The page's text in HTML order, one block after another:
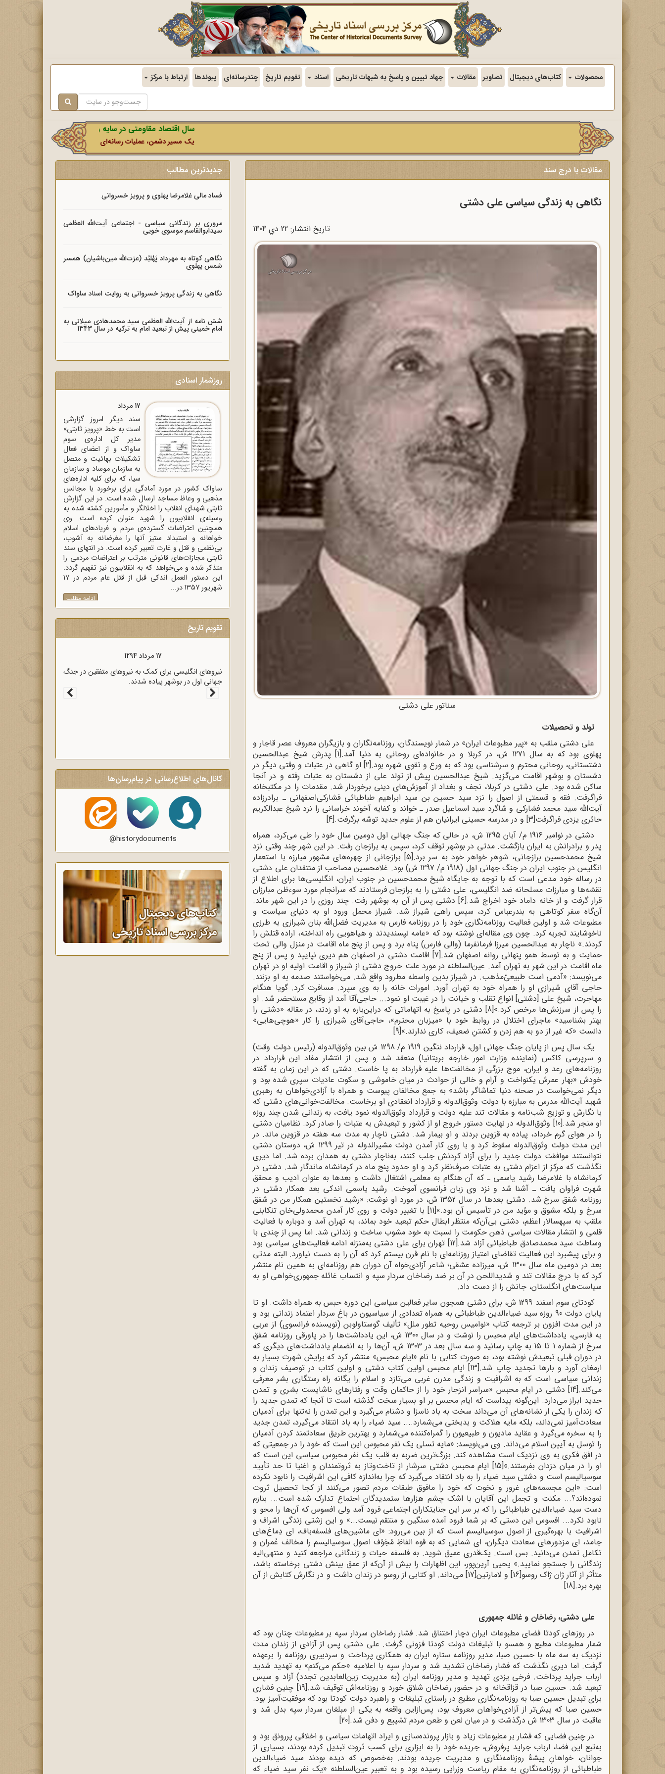
محصولات کتاب‌های دیجیتال تصاویر مقالات جهاد تبیین و پاسخ به شبهات تاریخی اسناد تقویم تاریخ چندرسانه‌ای پیوندها ارتباط با مرکز
سال اقتصاد مقاومتی در سایه وحدت ملی و امنیت ملی.
یک مسیر دشمن، عملیات رسانه‌ای او است که در این ایام بطور خاص با
مقالات با درج سند
نگاهی به زندگی سیاسی علی دشتی
تاریخ انتشار: 22 دي 1404
سناتور علی دشتی
تولد و تحصیلات
علی دشتی ملقب به «پیر مطبوعات ایران» در شمار نویسندگان، روزنامه‌نگاران و بازیگران معروف عصر قاجار و
پهلوی بود که به سال 1271 ش، در کربلا و در خانواده‌ای روحانی به دنیا آمد.
[1]
پدرش شیخ عبدالحسین
دشتستانی، روحانی محترم و سرشناسی بود که به ورع و تقوی شهره بود.[2]
او گاهی در عتبات و وقتی دیگر در
دشستان و بوشهر اقامت می‌گزید. شیخ عبدالحسین پیش از تولد علی از دشستان به عتبات رفته و در آنجا
ساکن شده بود. علی دشتی در کربلا، نجف و بغداد از آموزش‌های دینی برخوردار شد. مقدمات را در مکتبخانه
فراگرفت. فقه و قسمتی از اصول را نزد سید حسین بن سید ابراهیم طباطبائی فشارکی‌اصفهانی ـ برادرزاده
آیت‌الله سید محمد فشارکی و شاگرد سید اسماعیل صدر ـ خواند و کفایه آخوند خراسانی را نزد شیخ عبدالکریم
حائری یزدی فراگرفت[3] و در مدرسه حسینی ایرانیان هم از علوم جدید توشه برگرفت.[4]
دشتی در نوامبر 1916 م/ آبان 1295 ش، در حالی‌ که جنگ جهانی اول دومین سال خود را طی می‌کرد، همراه
پدر و برادرانش به ایران بازگشت. مدتی در بوشهر توقف کرد، سپس به برازجان رفت. در این شهر چند وقتی نزد
شیخ محمدحسین برازجانی، شوهر خواهر خود به سر برد.[5]
برازجانی از چهره‌های مشهور مبارزه با استعمار
انگلیس در جنوب ایران در جنگ جهانی اول (1918 م/ 1297 ش) بود. غلامحسین مصاحب از منتقدان علی دشتی
در رساله خود مدعی است که با توجه به جایگاه شیخ محمدحسین در جنوب ایران، انگلیسی‌ها برای اطلاع از
نقشه‌ها و مبارزات مسلحانه ضد انگلیسی، علی دشتی را به برازجان فرستادند که سرانجام مورد سوءظن مبارزان
قرار گرفت و از خانه داماد خود اخراج شد.[6]
دشتی پس‌ از آن به بوشهر رفت. چند روزی را در این شهر ماند.
آن‌گاه سفر کوتاهی به بندرعباس کرد، سپس راهی شیراز شد. شیراز محمل ورود او به دنیای سیاست و
مطبوعات شد و اولین فعالیت روزنامه‌نگاری خود را در روزنامه فارس به مدیریت فضل‌الله بنان شیرازی به طرزی
ناخوشایند تجربه کرد. چون وی مقاله‌ای نوشته بود که «عامه نپسندیدند و هیاهویی راه انداخته، اراده قتلش را
کردند.» ناچار به عبدالحسین میرزا فرمانفرما (والی فارس) پناه برد و پس از پنج ماه اقامت در منزل والی تحت
حمایت و به‌ توسط همو پنهانی روانه اصفهان شد.[7]
اقامت دشتی در اصفهان هم دیری نپایید و پس از پنج
ماه اقامت در این شهر به تهران آمد. عین‌السلطنه در مورد علت خروج دشتی از شیراز و اقامت اولیه او در تهران
می‌نویسد: «آدمی است طبیعیْ‌مذهب. در شیراز بدین واسطه مطرود واقع شد. می‌خواستند صدمه به او بزنند.
حاجی آقای شیرازی او را همراه خود به تهران آورد. امورات خانه را به وی سپرد. مسافرت کرد. گویا هنگام
مهاجرت، شیخ علی [دشتی] انواع تقلب و خیانت را در غیبت او نمود... حاجی‌آقا آمد از وقایع مستحضر شد. او
را پس از سرزنش‌ها مرخص کرد.»[8]
دشتی در پاسخ به اتهاماتی که دراین‌باره به او زدند، در مقاله «دشتی را
بهتر بشناسید» ماجرای اختلال در روابط خود با «میزبان محترم»، حاجی‌آقای شیرازی را کار «هوچی‌هایی»
دانست «که غیر از دو به هم زدن و کشتنِ ضعیف، کاری ندارند.»[9]
یک سال پس از پایان جنگ جهانی اول، قرارداد ننگین 1919 م/ 1298 ش بین وثوق‌الدوله (رئیس دولت وقت)
و سرپرسی کاکس (نماینده وزارت امور خارجه بریتانیا) منعقد شد و پس از انتشار مفاد این قرارداد در
روزنامه‌های رعد و ایران، موج بزرگی از مخالفت‌ها علیه قرارداد به پا خاست. دشتی که در این زمان به گفته
خودش «بهار عمرش یکنواخت و آرام و خالی از حوادث در میان خاموشی و سکوت عادیات سپری شده بود و
دیگر نمی‌خواست در صحنه دنیا تماشاگر باشد» به جمع مخالفان پیوست و همراه با آزادی‌خواهان به رهبری
شهید آیت‌الله مدرس به مبارزه با دولت وثوق‌الدوله و قرارداد انعقادی او برخاست. مخالفت‌خوانی‌های دشتی که
با نگارش و توزیع شب‌نامه و مقالات تند علیه دولت و قرارداد وثوق‌الدوله نمود یافت، به زندانی شدن چند روزه
او منجر شد.[10]
وثوق‌الدوله در نهایت دستور خروج او از کشور و تبعیدش به عتبات را صادر کرد. نظامیان دشتی
را در هوای گرم خرداد، پیاده به قزوین بردند و او بیمار شد. دشتی ناچار به مدت سه هفته در قزوین ماند. در
این مدت دولت وثوق‌الدوله سقوط کرد و با روی کار آمدن دولت مشیرالدوله در تیر 1299 ش، دوستان دشتی
نتوانستند موافقت دولت جدید را برای آزاد کردنش جلب کنند، به‌ناچار دشتی به همدان برده شد. اما دیری
نگذشت که مرکز از اعزام دشتی به عتبات صرف‌نظر کرد و او حدود پنج ماه در کرمانشاه ماندگار شد. دشتی در
کرمانشاه با غلامرضا رشید یاسمی ـ که آن هنگام به معلمی اشتغال داشت و بعدها به‌ عنوان ادیب و محقق
شهرت فراوان یافت ـ آشنا شد و نزد وی زبان فرانسوی آموخت. رشید یاسمی اندکی بعد همکار دشتی در
روزنامه شفق سرخ شد. دشتی بعدها در سال 1352 ش، در مورد او نوشت: «رشید نخستین همکار من در شفق
سرخ و بلکه مشوق و مؤید من در تأسیس آن بود.»[11]
با تغییر دولت و روی کار آمدن محمدولی‌خان تنکابنی
ملقب به سپهسالار اعظم، دشتی بی‌آن‌که منتظر ابطال حکم تبعید خود بماند، به تهران آمد و دوباره با فعالیت
قلمی و انتشار مقالات سیاسی ذهن حکومت را نسبت به خود مشوب ساخت و زندانی شد. اما پس از چندی با
وساطت سید محمدصادق طباطبائی آزاد شد.[12]
تهران برای علی دشتی به‌منزله ادامه فعالیت‌های سیاسی بود
و برای پیشبرد این فعالیت تقاضای امتیاز روزنامه‌ای با نام قرن بیستم کرد که آن را به دست نیاورد. البته مدتی
بعد در دومین ماه سال 1300 ش، میرزاده عشقی؛ شاعر آزادی‌خواه آن دوران هم روزنامه‌ای به همین نام منتشر
کرد که با درج مقالات تند و شدیداللحن در آن بر ضد رضاخان سردار سپه و انتساب غائله جمهوری‌خواهی او به
سیاست‌های انگلستان، جانش را از دست داد.
کودتای سوم اسفند 1299 ش، برای دشتی همچون سایر فعالین سیاسی این دوره حبس به همراه داشت. او تا
پایان دولت 90 روزه سید ضیاءالدین طباطبائی به همراه تعدادی از سیاسیون در باغ سردار اعتماد زندانی بود و
در این مدت افزون بر ترجمه کتاب «نوامیس روحیه تطور ملل» تألیف گوستاولوبن (نویسنده فرانسوی) از عربی
به فارسی، یادداشت‌های ایام محبس را نوشت و در سال 1300 ش، این یادداشت‌ها را در پاورقی روزنامه شفق
سرخ از شماره 1 تا 15 به چاپ رسانید و سه سال بعد در 1303 ش، آن‌ها را به انضمام یادداشت‌های دیگری که
در دوران قبلی تبعیدش نوشته بود، به‌ صورت کتابی با نام «ایام محبس» منتشر کرد که برایش شهرت بسیار به
ارمغان آورد و بارها تجدید چاپ شد.[13]
ایام محبس اولین کتاب دشتی و اولین کتاب در توصیف زندان و
زندانی سیاسی است که به اشرافیت و زندگی مدرن غربی می‌تازد و اسلام را یگانه راه رستگاری بشر معرفی
می‌کند.[14]
دشتی در ایام محبس «سراسر انزجار خود را از حاکمان وقت و رفتارهای ناشایست بشری و تمدن
جدید ابراز می‌دارد. این‌گونه پیداست که ایام محبس بر او بسیار سخت گذشته است تا آنجا که تمدن جدید را
که زندان را یکی از نشانه‌های آن می‌داند سخت به باد ناسزا و دشنام می‌گیرد و این تمدن را نه‌تنها برای آدمیان
سعادت‌آمیز نمی‌داند، بلکه مایه هلاکت و بدبختی می‌شمارد.... سید ضیاء را به باد انتقاد می‌گیرد، تمدن جدید
را به سخره می‌گیرد و عقاید مادیون و طبیعیون را گمراه‌کننده می‌شمارد و بهترین طریق سعادتمند کردن آدمیان
را توسل به آیین اسلام می‌داند. وی می‌نویسد: «مایه تسلی یک نفر محبوس این است که خود را در جمعیتی که
در افق فکری به وی نزدیک است مشاهده کند. بزرگ‌ترین ضربه به قلب یک نفر محبوس سیاسی این است که
او را در میان دزدان بفرستند.»[15]
ایام محبس دشتی سرشار از تاخت‌وتاز به ثروتمندان و اغنیا تا حد تأیید
سوسیالیسم است و دشتی سید ضیاء را به باد انتقاد می‌گیرد که چرا به‌اندازه کافی این اشرافیت را نابود نکرده
است: «این مجسمه‌های غرور و نخوت که خود را مافوق طبقات مردم تصور می‌کنند از کجا تحصیل ثروت
نموده‌اند؟... مکنت و تجمل این آقایان با اشک چشم هزارها ستمدیدگان اجتماع تدارک شده است... بنازم
دست سید ضیاءالدین طباطبائی را که بر سر این جنایتکاران اجتماعی فرود آمد ولی افسوس که آن‌ها را محو و
نابود نکرد... افسوس این دستی که بر شما فرود آمده سنگین و منتقم نیست...» و این زشتی زندگی اشراف و
اشرافیت با بهره‌گیری از اصول سوسیالیسم است که از بین می‌رود: «ای ماشین‌های فلسفه‌باف، ای دِماغ‌های
جامد، ای مزدورهای سعادت دیگران، ای شمایی که به قوه الفاظِ مُجَوّف اصول سوسیالیسم را مخالف عُمران و
تکامل تمدن می‌دانید. بس است. یک‌قدری عمیق شوید. به فلسفه حیات و زندگانی مراجعه کنید و منتهی‌الیه
زندگانی را جستجو نمایید.» یحیی آرین‌پور، این اظهارات را بیش از آن‌که از عمق بینش دشتی برخاسته باشد،
متأثر از آثار ژان ژاک روسو[16] و لامارتین[17]
می‌داند. او کتابی از روسو در زندان داشت و در نگارش کتابش از آن
بهره برد.[18]
علی دشتی، رضاخان و غائله جمهوری
در روزهای کودتا فضای مطبوعات ایران دچار اختناق شد. فشار رضاخان سردار سپه بر مطبوعات چنان بود که
شمار مطبوعات مطیع و همسو با تبلیغات دولت کودتا فزونی گرفت. علی دشتی پس از آزادی از زندان مدت
نزدیک به سه ماه با حسین صبا، مدیر روزنامه ستاره ایران به همکاری پرداخت و سردبیری روزنامه را برعهده
گرفت. اما دیری نگذشت که فشار رضاخان تشدید شد و سردار سپه با اعلامیه «حکم می‌کنم» به تهدید شدید
ارباب جراید پرداخت. فرخی یزدی تهدید و مدیر روزنامه ایران (به مدیریت زین‌العابدین تجدد) آزاد و سپس
تبعید شد. حسین صبا در قزاقخانه و در حضور رضاخان شلاق خورد و روزنامه‌اش توقیف شد.[19]
چنین فشاری
برای تبدیل حسین صبا به روزنامه‌نگاری مطیع در راستای تبلیغات و راهبرد دولت کودتا بود که موفقیت‌آمیز بود.
حسین صبا که پیش‌تر از آزادی‌خواهان معروف بود، پس‌ازاین واقعه به یکی از مبلغان سردار سپه بدل شد و
عاقبت در سال 1303 ش درگذشت و در میان لعن و طعن مردم تشییع و دفن شد.
[20]
در چنین فضایی که فشار بر مطبوعات زیاد و بازار پرونده‌سازی و ایراد اتهامات سیاسی و اخلاقی پررونق بود و
به‌تبع این فضا، ارباب جراید پرفروش، جریده خود را به ابزاری برای کسب ثروت تبدیل کرده بودند، بسیاری از
جوانان، خواهانِ پیشۀ روزنامه‌نگاری و مدیریت جریده بودند. به‌خصوص که دیده بودند سید ضیاءالدین
طباطبائی از روزنامه‌نگاری به مقام ریاست وزرایی رسیده بود و به تعبیر عین‌السلطنه «یک نفر سید ضیاء که
جدیدترین مطالب
فساد مالی غلامرضا پهلوی و پرویز خسروانی
مروری بر زندگانی سیاسی - اجتماعی آیت‌الله العظمی
سیدابوالقاسم موسوی خویی
نگاهی کوتاه به مهرداد پَهْلبُد (عزت‌الله مین‌باشیان) همسر
شمس پهلوی
نگاهی به زندگی پرویز خسروانی به روایت اسناد ساواک
شش نامه از آیت‌الله العظمی سید محمدهادی میلانی به
امام خمینی پیش از تبعید امام به ترکیه در سال 1343
روزشمار اسنادی
17 مرداد
سند دیگر امروز گزارشی
است به خط «پرویز ثابتی»
مدیر کل اداره‌ی سوم
ساواک و از اعضای فعال
تشکیلات بهائیت و متصل
به سازمان موساد و سازمان
سیا، که برای کلیه اداره‌های
ساواک‌ کشور در مورد آمادگی برای برخورد با مجالس
مذهبی و وعاظ مساجد ارسال شده است. در این گزارش
ثابتی شهدای انقلاب را اخلالگر و مأمورین کشته شده به
وسیله‌ی انقلابیون را شهید عنوان کرده است. وی
همچنین اعتراضات گسترده‌ی مردم و فریادهای اسلام
خواهانه و استبداد ستیز آنها را مغرضانه به آشوب،
بی‌نظمی و قتل و غارت تعبیر کرده است. در انتهای سند
ثابتی مجازات‌های قانونی مترتب بر اعتراضات مردمی را
متذکر شده و می‌خواهد که به انقلابیون نیز تفهیم گردد.
این دستور العمل اندکی قبل از قتل عام مردم در 17
شهریور 1357 در...
ادامه مطلب
تقویم تاریخ
17 مرداد 1298
قرارداد 1919 که عملاً ایران را مستعمره انگلستان می‌کرد،
به وسیله وثوق‌الدوله با انگلیسی‌ها امضا شد.
کانال‌های اطلاع‌رسانی در پیام‌رسان‌ها
@historydocuments